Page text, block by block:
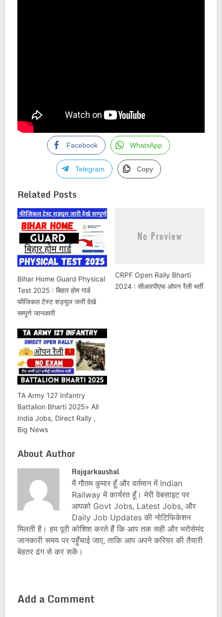
Facebook WhatsApp
Telegram Copy
Related Posts
Bihar Home Guard Physical
Test 2025 : बिहार होम गार्ड
फीजिकल टेस्ट शड्यूल जारी देखे
सम्पूर्ण जानकारी
CRPF Open Rally Bharti
2024 : सीआरपीएफ ओपन रैली भर्ती
TA Army 127 Infantry
Battalion Bharti 2025» All
India Jobs, Direct Rally ,
Big News
About Author
Rojgarkaushal
मैं गौतम कुमार हूँ और वर्तमान में Indian
Railway में कार्यरत हूँ। मेरी वेबसाइट पर
आपको Govt Jobs, Latest Jobs, और
Daily Job Updates की नोटिफिकेशन
मिलती है। हम पूरी कोशिश करते हैं कि आप तक सही और भरोसेमंद
जानकारी समय पर पहुँचाई जाए, ताकि आप अपने करियर की तैयारी
बेहतर ढंग से कर सकें।
Add a Comment